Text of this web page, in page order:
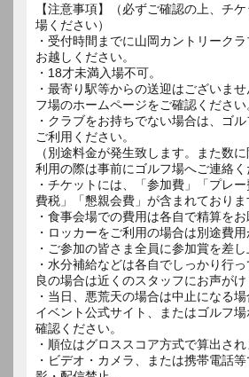
【注意事項】（必ずご確認の上、チ
場ください）
・受付時間までに山岡カントリーク
お越しください。
・18才未満入場不可。
・最寄り駅等からの送迎はございま
フ場のホームページをご確認ください
・クラブをお持ちでない場合は、ゴ
ご利用ください。
（別途料金が発生致します。また数
利用の際は事前にゴルフ場へご連絡く
・チケットには、「参加費」「プレ
費税」「懇親会費」が含まれておりま
・食事会場での費用は各自で精算をお
・ロッカーをご利用の場合は別途費用
・ご参加の皆さま全員に参加賞を差し
・水分補給などは各自でしっかり行
良の場合は近くのスタッフにお声がけ
・当日、悪荒天の場合は中止になる
イベント公式サイト、またはゴルフ
確認ください。
・順位はグロススコア方式で算出され
・ビデオ・カメラ、または携帯電話